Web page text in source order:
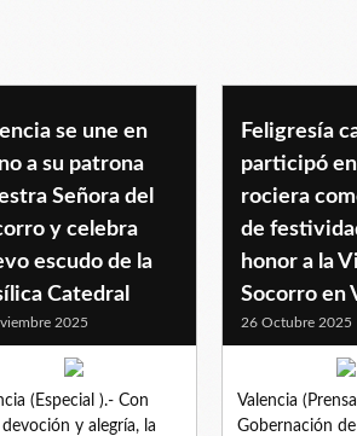
se une en
a su patrona
Señora del
y celebra
escudo de la
Catedral
2025
(Especial ).- Con
y alegría, la
Feligresía
participó
rociera
de
honor a la
Socorro en
26 Octubre 2025
Valencia (Prensa
Gobernación